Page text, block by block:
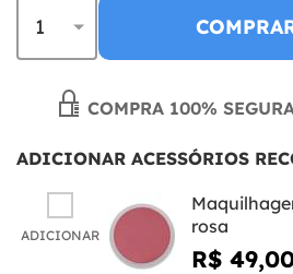
COMPRA 100%
ADICIONAR ACESSÓRIOS
ADICIONAR
rosa
R$